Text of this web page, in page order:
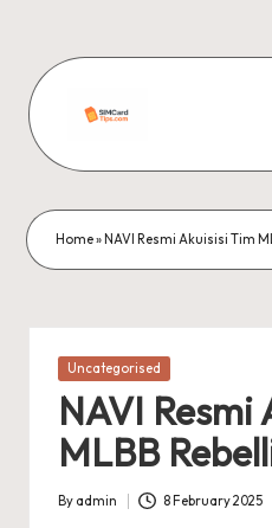
content
si
m
c
a
r
d
ti
p
s
Home» NAVI Resmi Akuisisi Tim
Posted
Uncategorised
NAVI Resmi
MLBB
Posted
By admin 8 February 2025